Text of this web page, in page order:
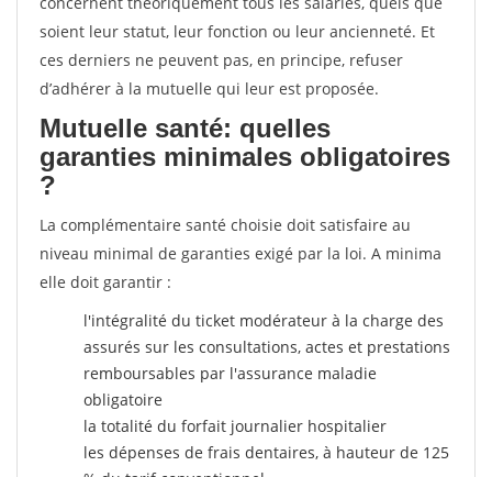
soient leur statut, leur fonction ou leur ancienneté. Et
ces derniers ne peuvent pas, en principe, refuser
d’adhérer à la mutuelle qui leur est proposée.
Mutuelle santé: quelles
garanties minimales obligatoires
?
La complémentaire santé choisie doit satisfaire au
niveau minimal de garanties exigé par la loi. A minima
elle doit garantir :
l'intégralité du ticket modérateur à la charge des
assurés sur les consultations, actes et prestations
remboursables par l'assurance maladie
obligatoire
la totalité du forfait journalier hospitalier
les dépenses de frais dentaires, à hauteur de 125